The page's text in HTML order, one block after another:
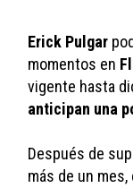
Erick Pulgar
momentos en
vigente hasta
anticipan una
Después de
más de un